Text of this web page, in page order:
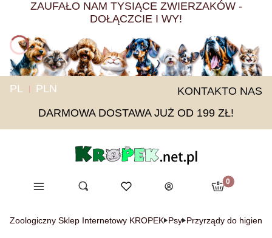
ZAUFAŁO NAM TYSIĄCE ZWIERZAKÓW -
DOŁĄCZCIE I WY!
PL PLN KONTAKTO NAS
DARMOWA DOSTAWA JUŻ OD 199 ZŁ!
Menu Otwórz wyszukiwarkę
Szukaj Ulubione
Zaloguj się
Produkty w
Koszyk
Zoologiczny Sklep Internetowy KROPEK Psy Przyrządy do higieny